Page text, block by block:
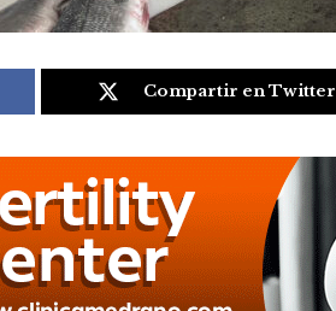
Compartir en Twitter